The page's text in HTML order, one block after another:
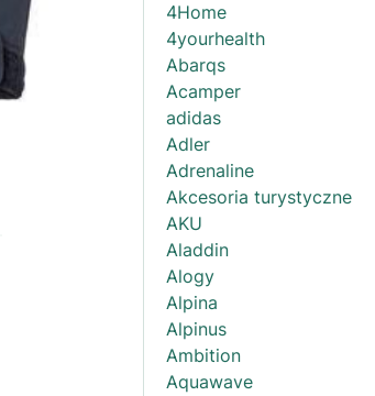
4Home
4yourhealth
Abarqs
Acamper
adidas
Adler
Adrenaline
Akcesoria turystyczne
AKU
Aladdin
Alogy
Alpina
Alpinus
Ambition
Aquawave